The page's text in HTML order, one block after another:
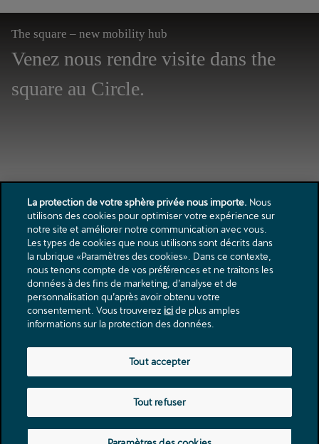
rue du Jura Industriel 32
2300 La Chaux-de-Fonds
garage@asticher.ch
Contact
Catalogues & listes de prix
Mentions légales
Protection des donnèes
La protection de votre sphère privée nous importe. Nous
utilisons des cookies pour optimiser votre expérience sur
notre site et améliorer notre communication avec vous.
Les types de cookies que nous utilisons sont décrits dans
la rubrique «Paramètres des cookies». Dans ce contexte,
nous tenons compte de vos préférences et ne traitons les
données à des fins de marketing, d’analyse et de
personnalisation qu’après avoir obtenu votre
consentement. Vous trouverezicide plus amples
informations sur la protection des données.
Tout refuser
Tout accepter